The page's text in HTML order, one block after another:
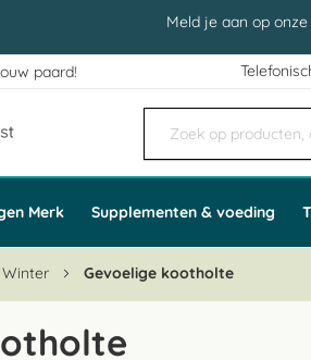
Meld je aan op onze
paard!
Merk Supplementen & voeding
Winter Gevoelige kootholte